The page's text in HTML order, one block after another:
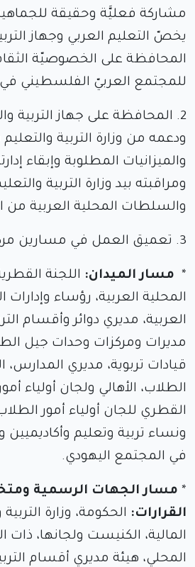
مشاركة فعليَّة وحقيقة
يخصّ التعليم العربي وجهاز
المحافظة على الخصوصيّة
للمجتمع العربيّ الفلسطيني في
2. المحافظة على جهاز التربية
ودعمه من وزارة التربية والتعليم
والميزانيات المطلوبة وإبقاء
ومراقبته بيد وزارة التربية
والسلطات المحلية العربية من
3. تعميق العمل في مسارين مركزين:
* مسار الميدان: اللجنة
المحلية العربية، رؤساء
العربية، مديري دوائر وأقسام
مديرات ومركزات وحدات جيل
قيادات تربوية، مديري المدارس،
الطلاب، الأهالي ولجان أولياء
القطري للجان أولياء أمور
ونساء تربية وتعليم
في المجتمع اليهودي.
* مسار الجهات الرسمية
القرارات: الحكومة، وزارة التربية
المالية، الكنيست ولجانها، ذات
المحلي، هيئة مديري أقسام